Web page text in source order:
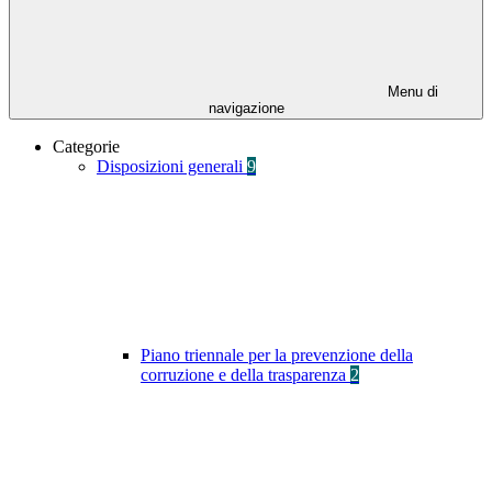
Menu di
navigazione
Categorie
Disposizioni generali 9
Piano triennale per la prevenzione della
corruzione e della trasparenza 2